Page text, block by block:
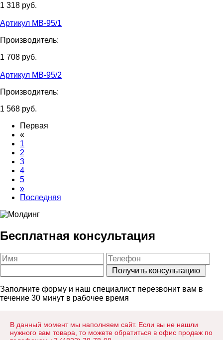
1 318 руб.
Артикул МВ-95/1
Производитель:
1 708 руб.
Артикул МВ-95/2
Производитель:
1 568 руб.
Первая
«
1
2
3
4
5
»
Последняя
Бесплатная консультация
Заполните форму и наш специалист перезвонит вам в
течение 30 минут в рабочее время
В данный момент мы наполняем сайт. Если вы не нашли
нужного вам товара, то можете обратиться в офис продаж по